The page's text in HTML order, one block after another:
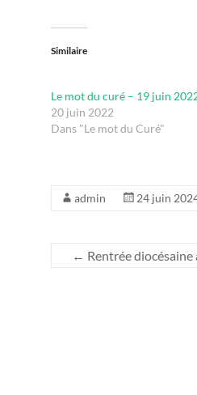
Similaire
Le mot du curé – 19 juin
20 juin 2022
Dans "Le mot du Curé"
admin 24 juin
← Rentrée diocésaine